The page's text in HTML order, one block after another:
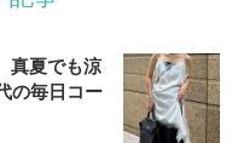
真夏でも涼
の毎日コー